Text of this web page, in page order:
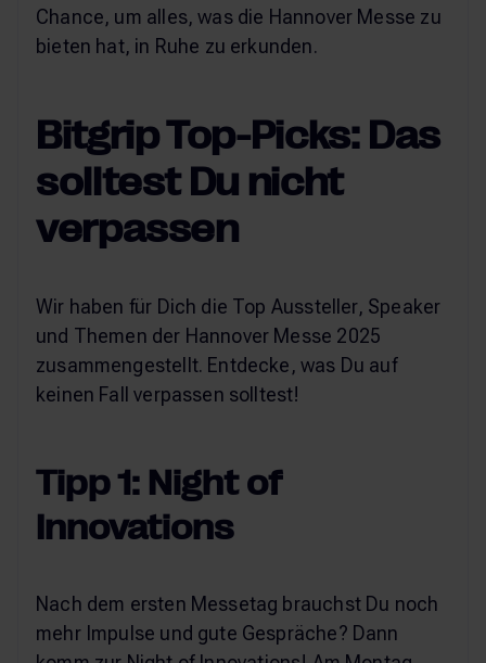
Chance, um alles, was die Hannover Messe zu
bieten hat, in Ruhe zu erkunden.
Bitgrip Top-Picks: Das
solltest Du nicht
verpassen
Wir haben für Dich die Top Aussteller, Speaker
und Themen der Hannover Messe 2025
zusammengestellt. Entdecke, was Du auf
keinen Fall verpassen solltest!
Tipp 1: Night of
Innovations
Nach dem ersten Messetag brauchst Du noch
mehr Impulse und gute Gespräche? Dann